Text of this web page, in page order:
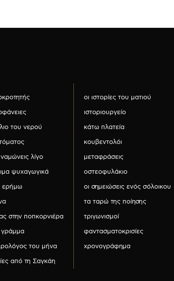
του νερού
λίγο
ψυχαγωγικά
ερήμω
στην ποπκορνιέρα
γράμμα
του μήνα
από τη Σαγκάη
οι ιστορίες του ματιού
ιστοριουργείο
κάτω πλατεία
κουβεντολόι
μεταφράσεις
οστεοφυλάκιο
οι σημειώσεις ενός σόλοικου
τα ταρώ της ποίησης
τριγωνισμοί
φαντασματοκρισίες
χρονογράφημα